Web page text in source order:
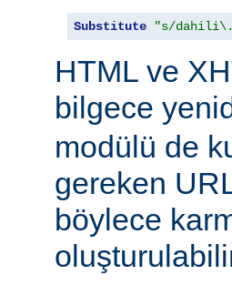
Substitute "s/
HTML ve
bilgece
modülü de
gereken
böylece